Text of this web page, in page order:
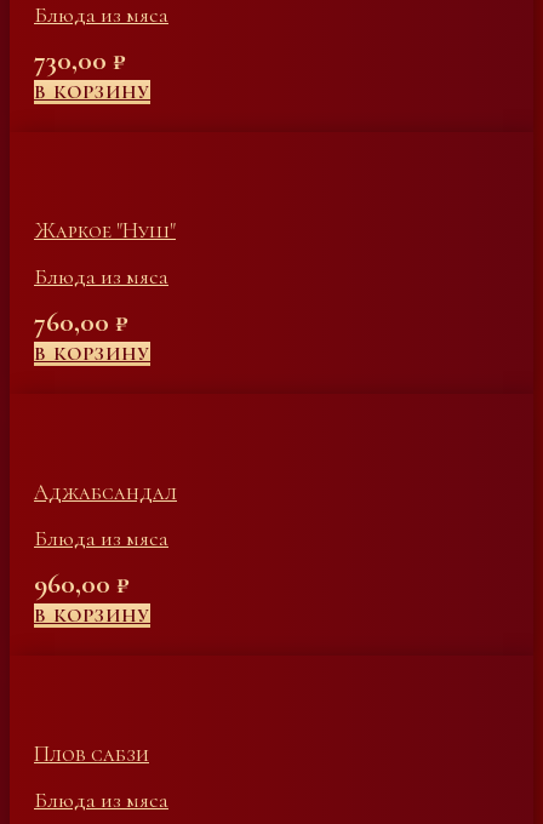
Блюда из мяса
730,00 ₽
В КОРЗИНУ
Жаркое "Нуш"
Блюда из мяса
760,00 ₽
В КОРЗИНУ
Аджабсандал
Блюда из мяса
960,00 ₽
В КОРЗИНУ
Плов сабзи
Блюда из мяса